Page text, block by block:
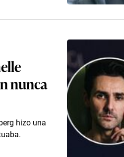
nunca
hizo una